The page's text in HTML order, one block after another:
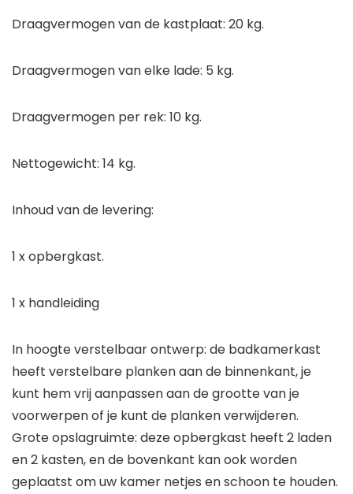
Draagvermogen van de kastplaat: 20 kg.
Draagvermogen van elke lade: 5 kg.
Draagvermogen per rek: 10 kg.
Nettogewicht: 14 kg.
Inhoud van de levering:
1 x opbergkast.
1 x handleiding
In hoogte verstelbaar ontwerp: de badkamerkast
heeft verstelbare planken aan de binnenkant, je
kunt hem vrij aanpassen aan de grootte van je
voorwerpen of je kunt de planken verwijderen.
Grote opslagruimte: deze opbergkast heeft 2 laden
en 2 kasten, en de bovenkant kan ook worden
geplaatst om uw kamer netjes en schoon te houden.